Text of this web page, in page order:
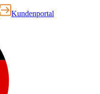
Kundenportal